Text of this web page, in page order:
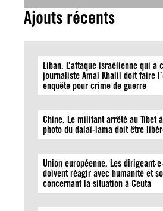
Ajouts récents
Liban. L’attaque israélienne qui a
journaliste Amal Khalil doit faire
enquête pour crime de guerre
Chine. Le militant arrêté au Tibet
photo du dalaï-lama doit être
Union européenne. Les
doivent réagir avec humanité et
concernant la situation à Ceuta